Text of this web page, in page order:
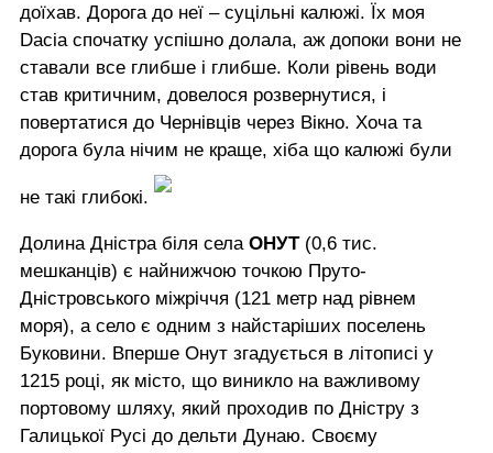
доїхав. Дорога до неї – суцільні калюжі. Їх моя
Dacia спочатку успішно долала, аж допоки вони не
ставали все глибше і глибше. Коли рівень води
став критичним, довелося розвернутися, і
повертатися до Чернівців через Вікно. Хоча та
дорога була нічим не краще, хіба що калюжі були
не такі глибокі.
Долина Дністра біля села ОНУТ (0,6 тис.
мешканців) є найнижчою точкою Пруто-
Дністровського міжріччя (121 метр над рівнем
моря), а село є одним з найстаріших поселень
Буковини. Вперше Онут згадується в літописі у
1215 році, як місто, що виникло на важливому
портовому шляху, який проходив по Дністру з
Галицької Русі до дельти Дунаю. Своєму